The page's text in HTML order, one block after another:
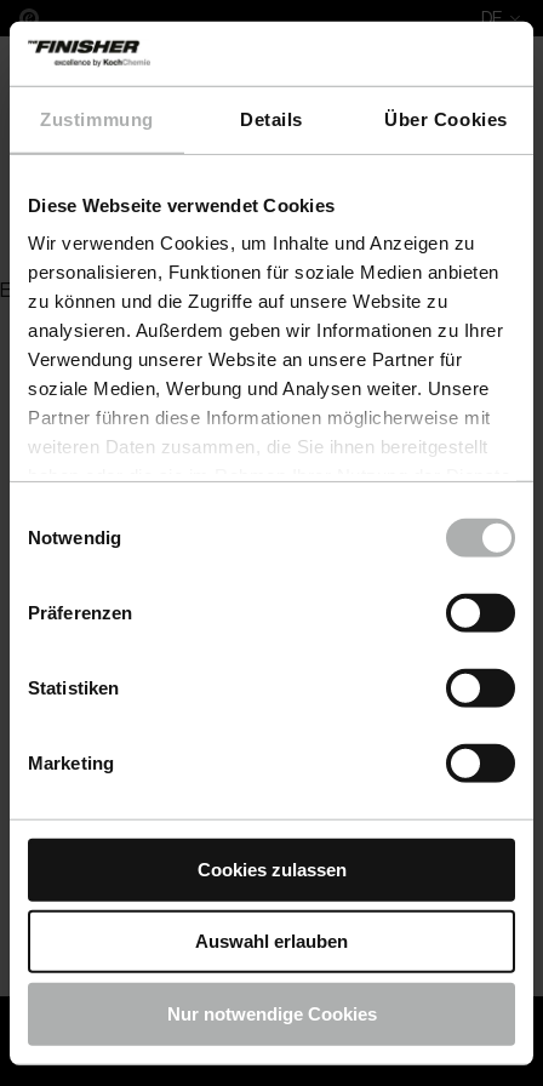
Zustimmung Details Über Cookies
Diese Webseite verwendet Cookies
Wir verwenden Cookies, um Inhalte und Anzeigen zu
personalisieren, Funktionen für soziale Medien anbieten
zu können und die Zugriffe auf unsere Website zu
analysieren. Außerdem geben wir Informationen zu Ihrer
Verwendung unserer Website an unsere Partner für
soziale Medien, Werbung und Analysen weiter. Unsere
Partner führen diese Informationen möglicherweise mit
weiteren Daten zusammen, die Sie ihnen bereitgestellt
Einstellungen zu den Cookies finden Sie unter
Notwendig
Präferenzen
Statistiken
Marketing
Cookies zulassen
Auswahl erlauben
Nur notwendige Cookies
DE
COLOURLOCK ist jetzt Teil von KochChemie -
COLOURLOCK Produkte shoppen
Polierteller mit
Es wurde kein Artikel zu Ihrer Anfrage gefunden